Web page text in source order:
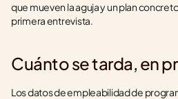
que mueven la aguja y un plan
primera entrevista.
Cuánto se tarda, en
Los datos de empleabilidad de